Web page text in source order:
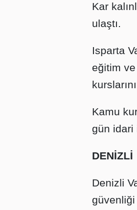
Kar
ulaştı.
Isparta
eğitim
Kamu
gün idari
DENİZLİ
Denizli
güvenliği